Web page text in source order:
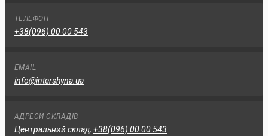
ТЕЛЕФОН
+38(096) 00 00 543
EMAIL
info@intershyna.ua
АДРЕСИ СКЛАДІВ
Центральний склад, +38(096) 00 00 543